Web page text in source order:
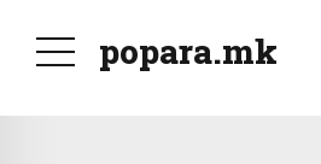
popara.mk